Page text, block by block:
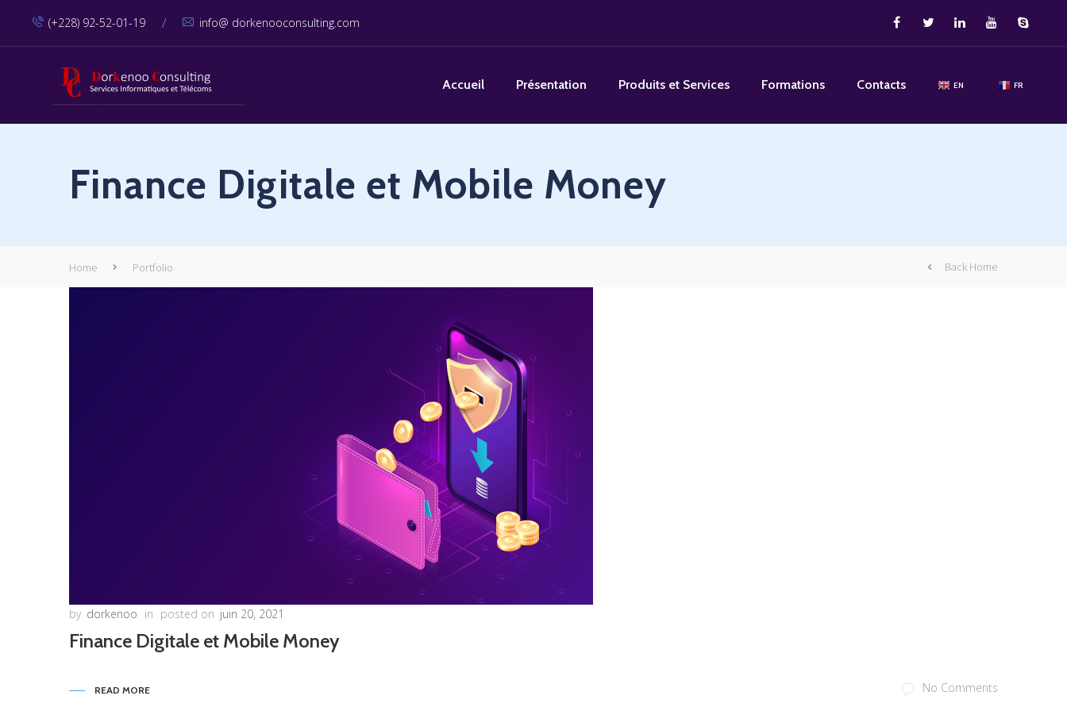
(+228) 92-52-01-19 / info@ dorkenooconsulting.com
Accueil Présentation Produits et Services Formations Contacts EN FR
Finance Digitale et Mobile Money
Home Portfolio Back Home
by dorkenoo in posted on juin 20, 2021
Finance Digitale et Mobile Money
READ MORE No Comments